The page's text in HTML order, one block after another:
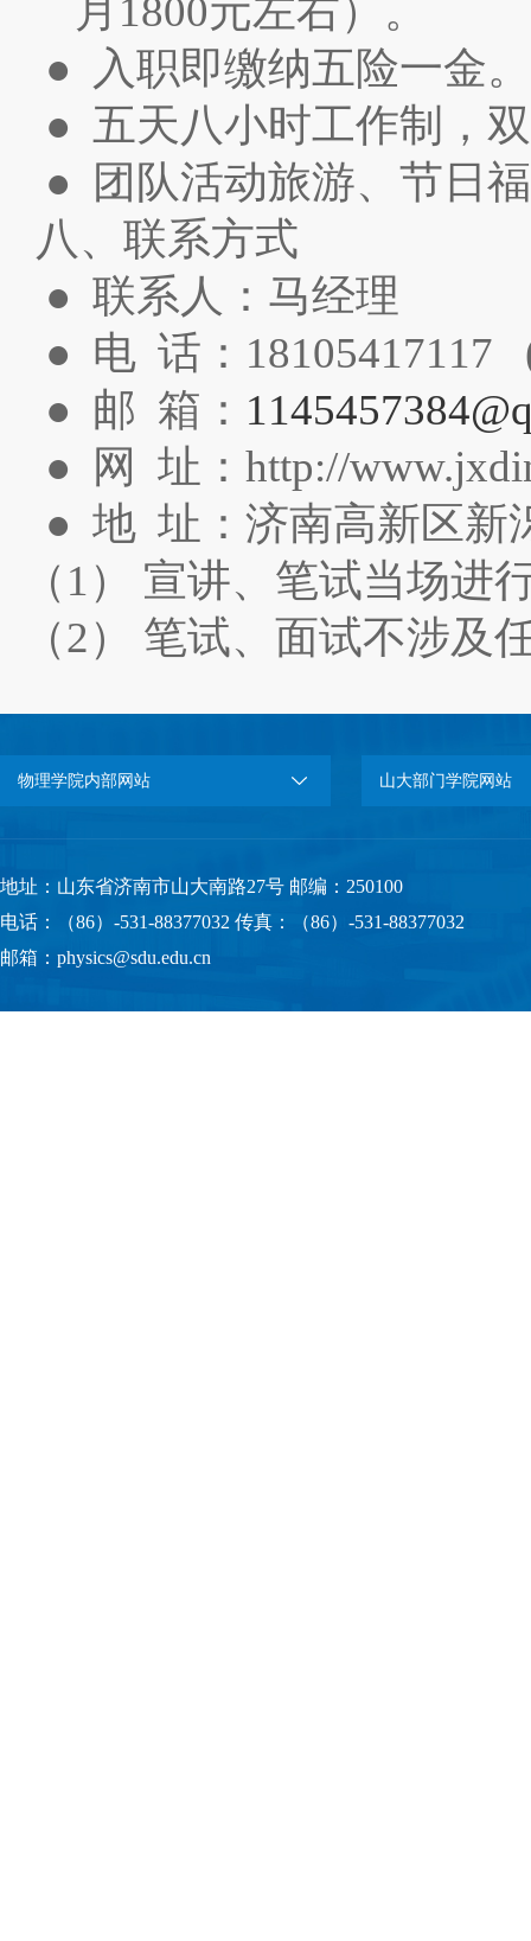
月1800元左右）。
● 入职即缴纳五险一金。
● 五天八小时工作制，
● 团队活动旅游、节日
八、联系方式
● 联系人：马经理
● 电 话：18105417117
● 邮 箱：
● 网 址：http://
● 地 址：济南高新区新
（1） 宣讲、笔试当场进
（2） 笔试、面试不涉及
物理学院内部网站 山大部门学院网站
地址：山东省济南市山大南路27号 邮编：250100
电话：（86）-531-88377032 传真：（86）-531-88377032
邮箱：physics@sdu.edu.cn